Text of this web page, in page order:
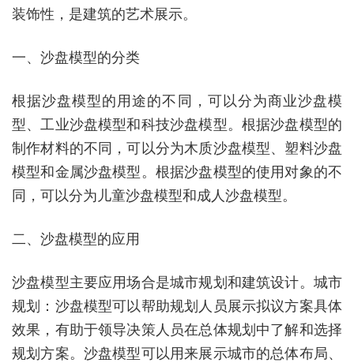
装饰性，是建筑的艺术展示。
一、沙盘模型的分类
根据沙盘模型的用途的不同，可以分为商业沙盘模
型、工业沙盘模型和科技沙盘模型。根据沙盘模型的
制作材料的不同，可以分为木质沙盘模型、塑料沙盘
模型和金属沙盘模型。根据沙盘模型的使用对象的不
同，可以分为儿童沙盘模型和成人沙盘模型。
二、沙盘模型的应用
沙盘模型主要应用场合是城市规划和建筑设计。城市
规划：沙盘模型可以帮助规划人员展示拟议方案具体
效果，有助于领导决策人员在总体规划中了解和选择
规划方案。沙盘模型可以用来展示城市的总体布局、